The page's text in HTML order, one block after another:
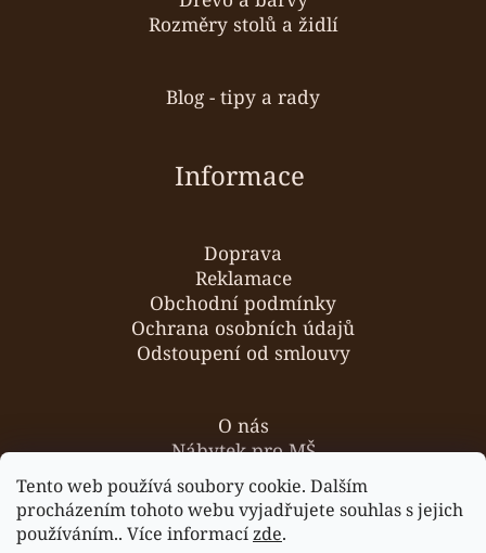
Tento web používá soubory cookie. Dalším
procházením tohoto webu vyjadřujete souhlas s jejich
používáním.. Více informacízde.
Rozměry stolů a židlí
Blog - tipy a rady
Informace
Doprava
Reklamace
Obchodní podmínky
Ochrana osobních údajů
Odstoupení od smlouvy
O nás
Nábytek pro MŠ
Hodnocení obchodu
Kontakty